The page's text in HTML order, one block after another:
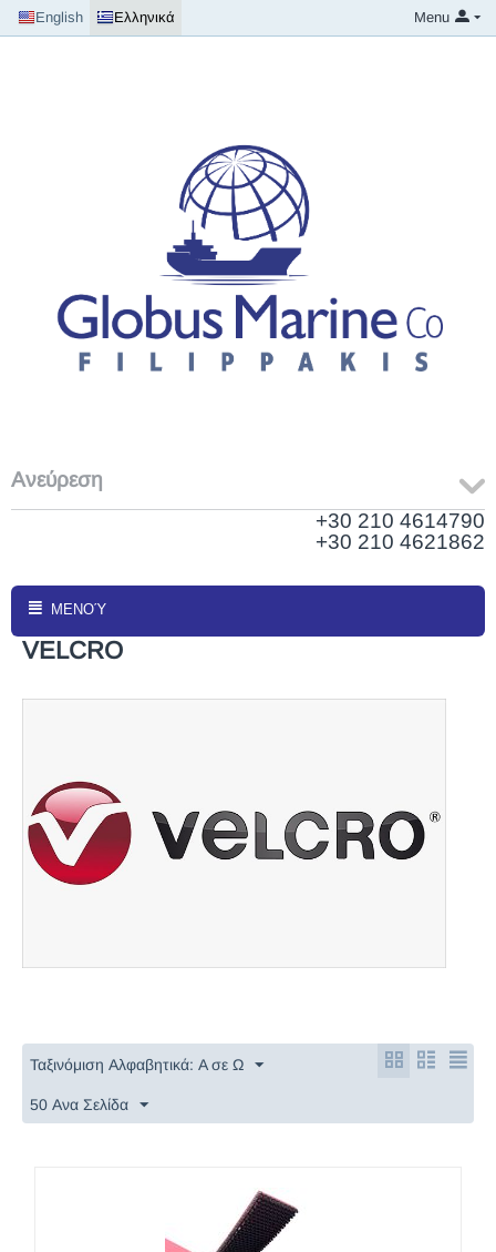
English Ελληνικά Menu
Ανεύρεση
+30 210 4614790
+30 210 4621862
ΜΕΝΟΎ
VELCRO
Ταξινόμιση Αλφαβητικά: A σε Ω
50 Ανα Σελίδα